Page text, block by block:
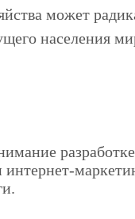
может
населения